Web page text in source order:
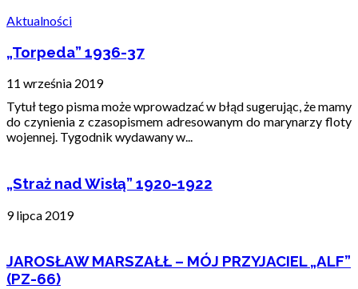
Aktualności
„Torpeda” 1936-37
11 września 2019
Tytuł tego pisma może wprowadzać w błąd sugerując, że mamy
do czynienia z czasopismem adresowanym do marynarzy floty
wojennej. Tygodnik wydawany w...
„Straż nad Wisłą” 1920-1922
9 lipca 2019
JAROSŁAW MARSZAŁŁ – MÓJ PRZYJACIEL „ALF”
(PZ-66)